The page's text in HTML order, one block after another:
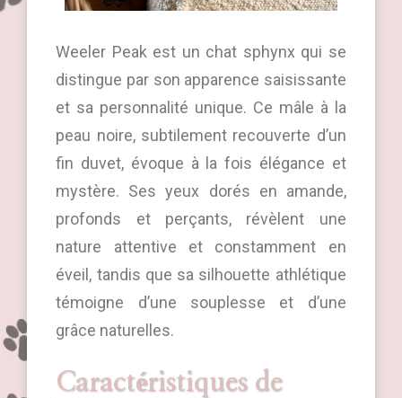
Weeler Peak est un chat sphynx qui se
distingue par son apparence saisissante
et sa personnalité unique. Ce mâle à la
peau noire, subtilement recouverte d’un
fin duvet, évoque à la fois élégance et
mystère. Ses yeux dorés en amande,
profonds et perçants, révèlent une
nature attentive et constamment en
éveil, tandis que sa silhouette athlétique
témoigne d’une souplesse et d’une
grâce naturelles.
Caractéristiques de